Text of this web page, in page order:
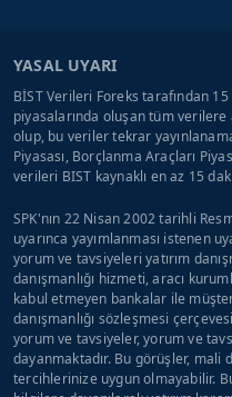
YASAL UYARI
BİST Verileri Foreks tarafından
piyasalarında oluşan tüm
olup, bu veriler tekrar
Piyasası, Borçlanma Araçları
verileri BIST kaynaklı en az 15
SPK'nın 22 Nisan 2002 tarihli
uyarınca yayımlanması istenen
yorum ve tavsiyeleri yatırım
danışmanlığı hizmeti, aracı
kabul etmeyen bankalar ile
danışmanlığı sözleşmesi
yorum ve tavsiyeler, yorum ve
dayanmaktadır. Bu görüşler,
tercihlerinize uygun olmayabilir.